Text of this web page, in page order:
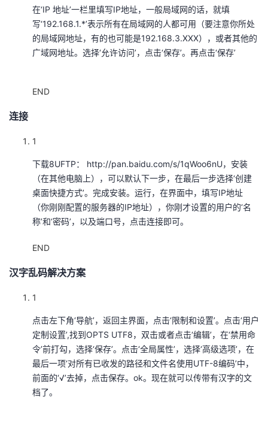
在‘IP 地址’一栏里填写IP地址，一般局域网的话，就填
写‘192.168.1.*’表示所有在局域网的人都可用（要注意你所处
的局域网地址，有的也可能是192.168.3.XXX），或者其他的
广域网地址。选择‘允许访问’，点击‘保存’。再点击‘保存’
END
连接
1
下载8UFTP： http://pan.baidu.com/s/1qWoo6nU，安装
（在其他电脑上），可以默认下一步，在最后一步选择‘创建
桌面快捷方式’。完成安装。运行，在界面中，填写IP地址
（你刚刚配置的服务器的IP地址），你刚才设置的用户的‘名
称’和‘密码’，以及端口号，点击连接即可。
END
汉字乱码解决方案
1
点击左下角‘导航’，返回主界面，点击‘限制和设置’。点击‘用户
定制设置’,找到OPTS UTF8，双击或者点击‘编辑’，在‘禁用命
令’前打勾，选择‘保存’。点击‘全局属性’，选择‘高级选项’，在
最后一项‘对所有已收发的路径和文件名使用UTF-8编码’中，
前面的‘√’去掉，点击保存。ok。现在就可以传带有汉字的文
档了。